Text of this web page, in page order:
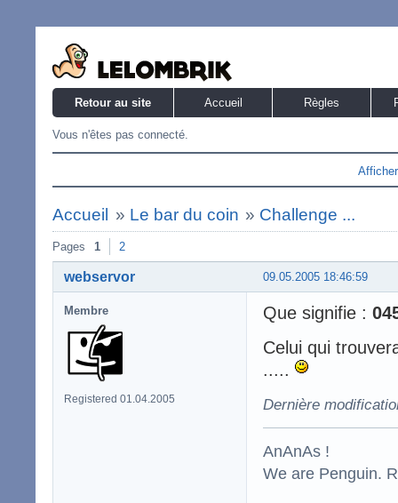
Retour au site Accueil Règles
Vous n'êtes pas connecté.
Accueil » Le bar du coin » Challenge ...
Pages 1 2
09.05.2005 18:46:59
webservor
Membre
Registered 01.04.2005
Que signifie :
Celui qui
.....
Dernière
AnAnAs !
We are Penguin.